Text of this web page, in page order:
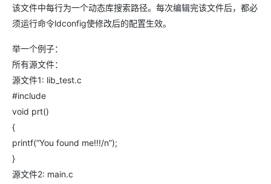
该文件中每行为一个动态库搜索路径。每次编辑完该文件后，都必
须运行命令ldconfig使修改后的配置生效。
举一个例子：
所有源文件：
源文件1: lib_test.c
#include
void prt()
{
printf(“You found me!!!/n”);
}
源文件2: main.c